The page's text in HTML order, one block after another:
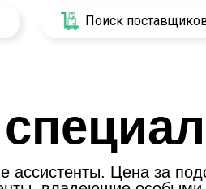
Поиск
ассистенты. Цена за